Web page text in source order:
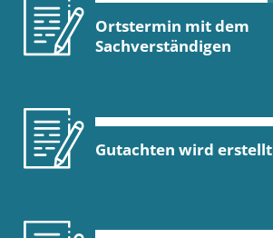
Ortstermin mit dem
Sachverständigen
Gutachten wird erstellt